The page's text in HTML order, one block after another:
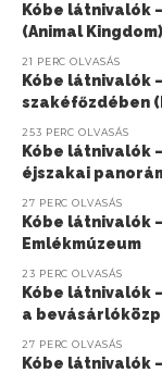
Kóbe látnivalók
(Animal Kingdom)
21 PERC OLVASÁS
Kóbe látnivalók
szakéfőzdében
253 PERC OLVASÁS
Kóbe látnivalók
éjszakai
27 PERC OLVASÁS
Kóbe látnivalók
Emlékmúzeum
23 PERC OLVASÁS
Kóbe látnivalók
a
27 PERC OLVASÁS
Kóbe látnivalók